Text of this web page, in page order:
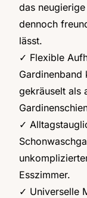
das
dennoch
lässt.
✓ Flexible
Gardinenband
gekräuselt als
✓
Esszimmer.
✓ Universelle